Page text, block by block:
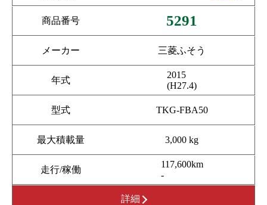
商品番号 5291
メーカー 三菱ふそう
年式
2015
(H27.4)
型式 TKG-FBA50
最大積載量 3,000 kg
走行/稼働
117,600km
-
詳細